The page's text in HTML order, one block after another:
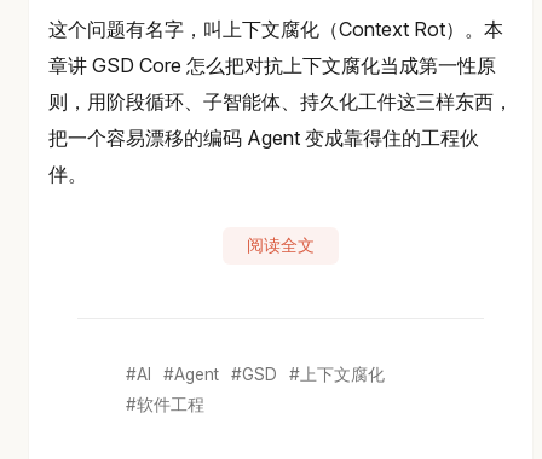
这个问题有名字，叫上下文腐化（Context Rot）。本
章讲 GSD Core 怎么把对抗上下文腐化当成第一性原
则，用阶段循环、子智能体、持久化工件这三样东西，
把一个容易漂移的编码 Agent 变成靠得住的工程伙
伴。
阅读全文
AI Agent GSD
上下文腐化
软件工程